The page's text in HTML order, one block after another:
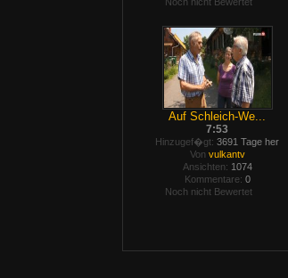
Auf Schleich-We...
7:53
Hinzugef�gt: 3691 Tage her
Von vulkantv
Ansichten: 1074
Kommentare: 0
Noch nicht Bewertet